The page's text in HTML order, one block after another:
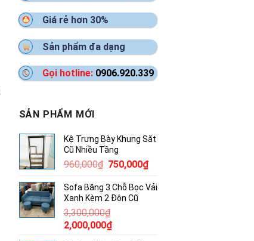
Giá rẻ hơn 30%
Sản phẩm đa dạng
Gọi hotline: 0906.920.339
SẢN PHẨM MỚI
Kệ Trưng Bày Khung Sắt
Cũ Nhiều Tầng
960,000₫ Giá
là:
960,000₫.
750,000₫Giá
tại
Sofa Băng 3 Chỗ Bọc Vải
Xanh Kèm 2 Đôn Cũ
3,300,000₫
Giá
2,000,000₫Giá